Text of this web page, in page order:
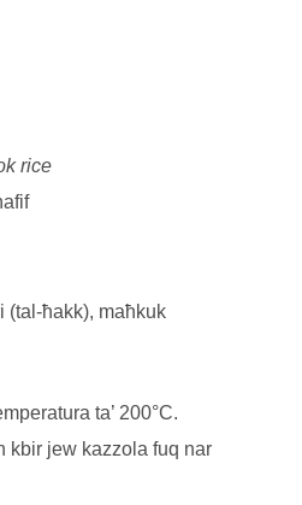
rice
(tal-ħakk), maħkuk
ta’ 200°C.
kbir jew kazzola fuq nar